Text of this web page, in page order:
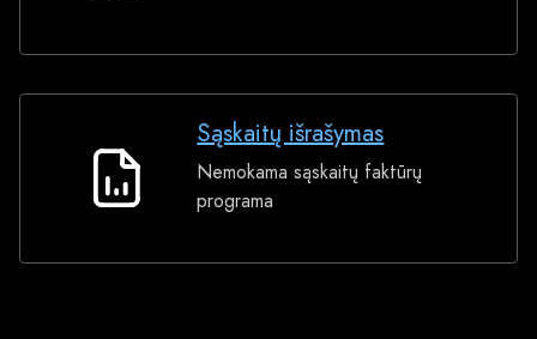
Sąskaitų
Sąskaitų išrašymas
Nemokama sąskaitų faktūrų
programa